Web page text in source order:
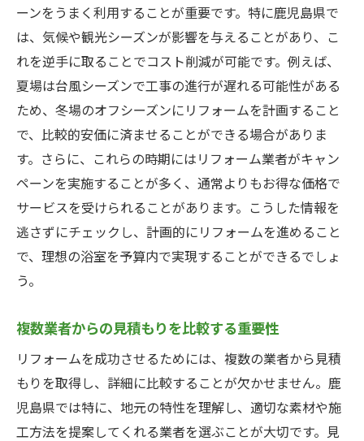
ーンをうまく利用することが重要です。特に鹿児島県で
は、気候や観光シーズンが影響を与えることがあり、こ
れを逆手に取ることでコスト削減が可能です。例えば、
夏場は台風シーズンで工事の進行が遅れる可能性がある
ため、冬場のオフシーズンにリフォームを計画すること
で、比較的安価に済ませることができる場合がありま
す。さらに、これらの時期にはリフォーム業者がキャン
ペーンを実施することが多く、通常よりもお得な価格で
サービスを受けられることがあります。こうした情報を
逃さずにチェックし、計画的にリフォームを進めること
で、理想の浴室を予算内で実現することができるでしょ
う。
複数業者からの見積もりを比較する重要性
リフォームを成功させるためには、複数の業者から見積
もりを取得し、詳細に比較することが欠かせません。鹿
児島県では特に、地元の特性を理解し、適切な素材や施
工方法を提案してくれる業者を選ぶことが大切です。見